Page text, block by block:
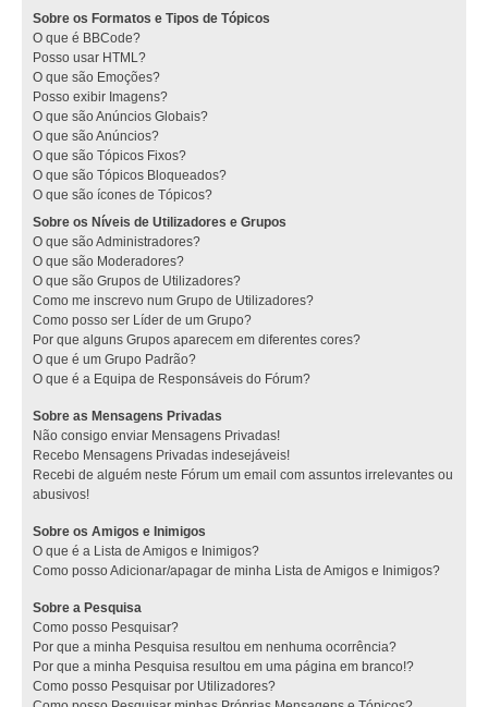
Sobre os Formatos e Tipos de Tópicos
O que é BBCode?
Posso usar HTML?
O que são Emoções?
Posso exibir Imagens?
O que são Anúncios Globais?
O que são Anúncios?
O que são Tópicos Fixos?
O que são Tópicos Bloqueados?
O que são ícones de Tópicos?
Sobre os Níveis de Utilizadores e Grupos
O que são Administradores?
O que são Moderadores?
O que são Grupos de Utilizadores?
Como me inscrevo num Grupo de Utilizadores?
Como posso ser Líder de um Grupo?
Por que alguns Grupos aparecem em diferentes cores?
O que é um Grupo Padrão?
O que é a Equipa de Responsáveis do Fórum?
Sobre as Mensagens Privadas
Não consigo enviar Mensagens Privadas!
Recebo Mensagens Privadas indesejáveis!
Recebi de alguém neste Fórum um email com assuntos irrelevantes ou
abusivos!
Sobre os Amigos e Inimigos
O que é a Lista de Amigos e Inimigos?
Como posso Adicionar/apagar de minha Lista de Amigos e Inimigos?
Sobre a Pesquisa
Como posso Pesquisar?
Por que a minha Pesquisa resultou em nenhuma ocorrência?
Por que a minha Pesquisa resultou em uma página em branco!?
Como posso Pesquisar por Utilizadores?